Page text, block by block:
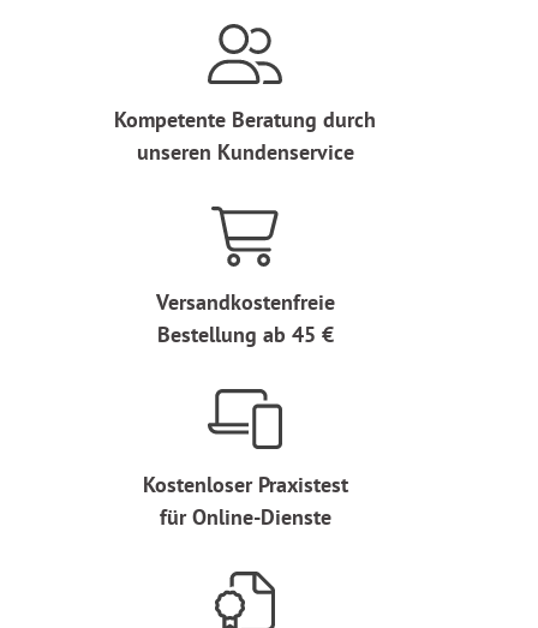
Kompetente Beratung durch
unseren Kundenservice
Versandkostenfreie
Bestellung ab 45 €
Kostenloser Praxistest
für Online-Dienste